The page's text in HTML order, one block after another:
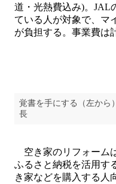
道・光熱費込み)。JAL
ている人が対象で、マ
が負担する。事業費は
覚書を手にする（左から
長
空き家のリフォーム
ふるさと納税を活用す
き家などを購入する人